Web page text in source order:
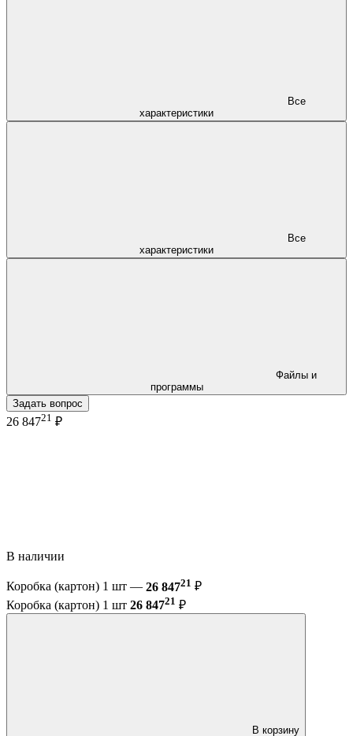
характеристики
характеристики
программы
Задать вопрос
26 84721 ₽
В наличии
Коробка (картон) 1 шт — 26 84721 ₽
Коробка (картон) 1 шт 26 84721 ₽
В корзину